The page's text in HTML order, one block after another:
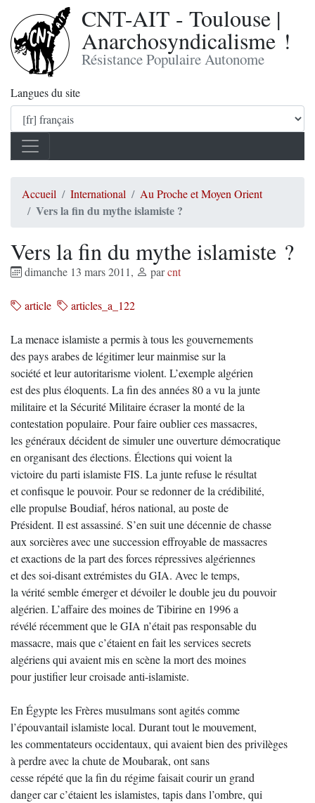
CNT-AIT - Toulouse |
Anarchosyndicalisme !
Résistance Populaire Autonome
Langues du site
Accueil International Au Proche et Moyen Orient
Vers la fin du mythe islamiste ?
Vers la fin du mythe islamiste ?
dimanche 13 mars 2011, parcnt
article articles_a_122
La menace islamiste a permis à tous les gouvernements
des pays arabes de légitimer leur mainmise sur la
société et leur autoritarisme violent. L’exemple algérien
est des plus éloquents. La fin des années 80 a vu la junte
militaire et la Sécurité Militaire écraser la monté de la
contestation populaire. Pour faire oublier ces massacres,
les généraux décident de simuler une ouverture démocratique
en organisant des élections. Élections qui voient la
victoire du parti islamiste FIS. La junte refuse le résultat
et confisque le pouvoir. Pour se redonner de la crédibilité,
elle propulse Boudiaf, héros national, au poste de
Président. Il est assassiné. S’en suit une décennie de chasse
aux sorcières avec une succession effroyable de massacres
et exactions de la part des forces répressives algériennes
et des soi-disant extrémistes du GIA. Avec le temps,
la vérité semble émerger et dévoiler le double jeu du pouvoir
algérien. L’affaire des moines de Tibirine en 1996 a
révélé récemment que le GIA n’était pas responsable du
massacre, mais que c’étaient en fait les services secrets
algériens qui avaient mis en scène la mort des moines
pour justifier leur croisade anti-islamiste.
En Égypte les Frères musulmans sont agités comme
l’épouvantail islamiste local. Durant tout le mouvement,
les commentateurs occidentaux, qui avaient bien des privilèges
à perdre avec la chute de Moubarak, ont sans
cesse répété que la fin du régime faisait courir un grand
danger car c’étaient les islamistes, tapis dans l’ombre, qui